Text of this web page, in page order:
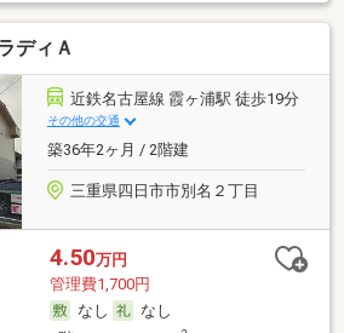
ディＡ
近鉄名古屋線 霞ヶ浦駅 徒歩19分
その他の交通
築36年2ヶ月 / 2階建
三重県四日市市別名２丁目
4.50万円
管理費1,700円
なし
なし